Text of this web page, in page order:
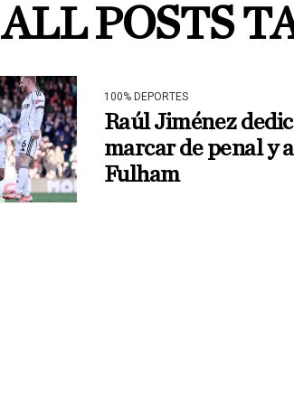
ALL POSTS
100% DEPORTES
Raúl Jiménez
marcar de penal y
Fulham